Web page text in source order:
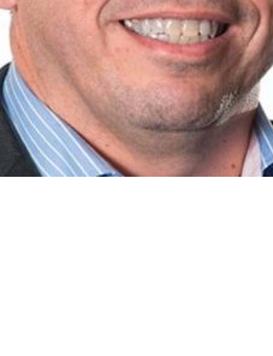
NOTÍCIAS
de 2026 ]
Urgente: Fluminense revela
de 2026 ] Rivadavia anuncia reforço
NOTÍCIAS